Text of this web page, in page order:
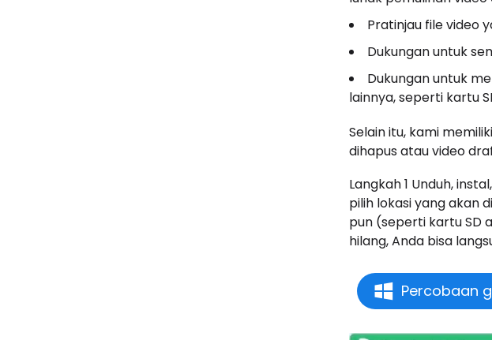
Pratinjau file video
Dukungan untuk
Dukungan untuk
lainnya, seperti kartu
Selain itu, kami
dihapus atau video
Langkah 1 Unduh,
pilih lokasi yang akan
pun (seperti kartu SD
hilang, Anda bisa
Percobaan